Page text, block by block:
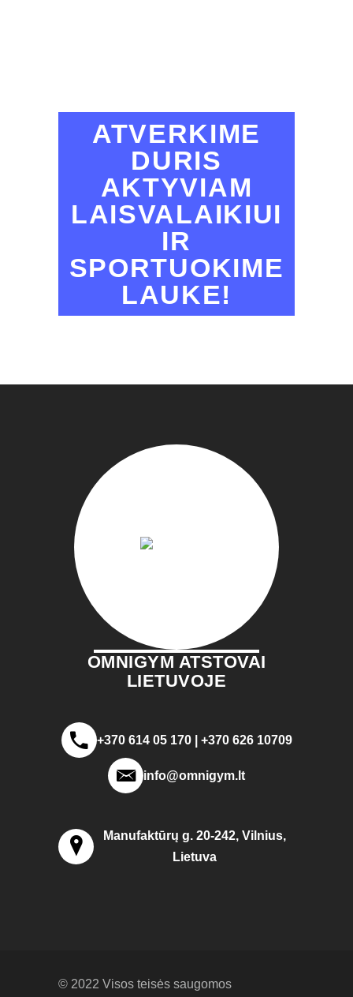
ATVERKIME
DURIS
AKTYVIAM
LAISVALAIKIUI
IR
SPORTUOKIME
LAUKE!
OMNIGYM ATSTOVAI
LIETUVOJE
+370 614 05 170 | +370 626 10709
info@omnigym.lt
Manufaktūrų g. 20-242, Vilnius,
Lietuva
© 2022 Visos teisės saugomos